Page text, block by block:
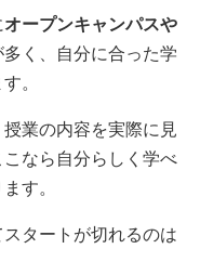
オープンキャンパスや
く、自分に合った学
。
業の内容を実際に見
なら自分らしく学べ
す。
タートが切れるのは